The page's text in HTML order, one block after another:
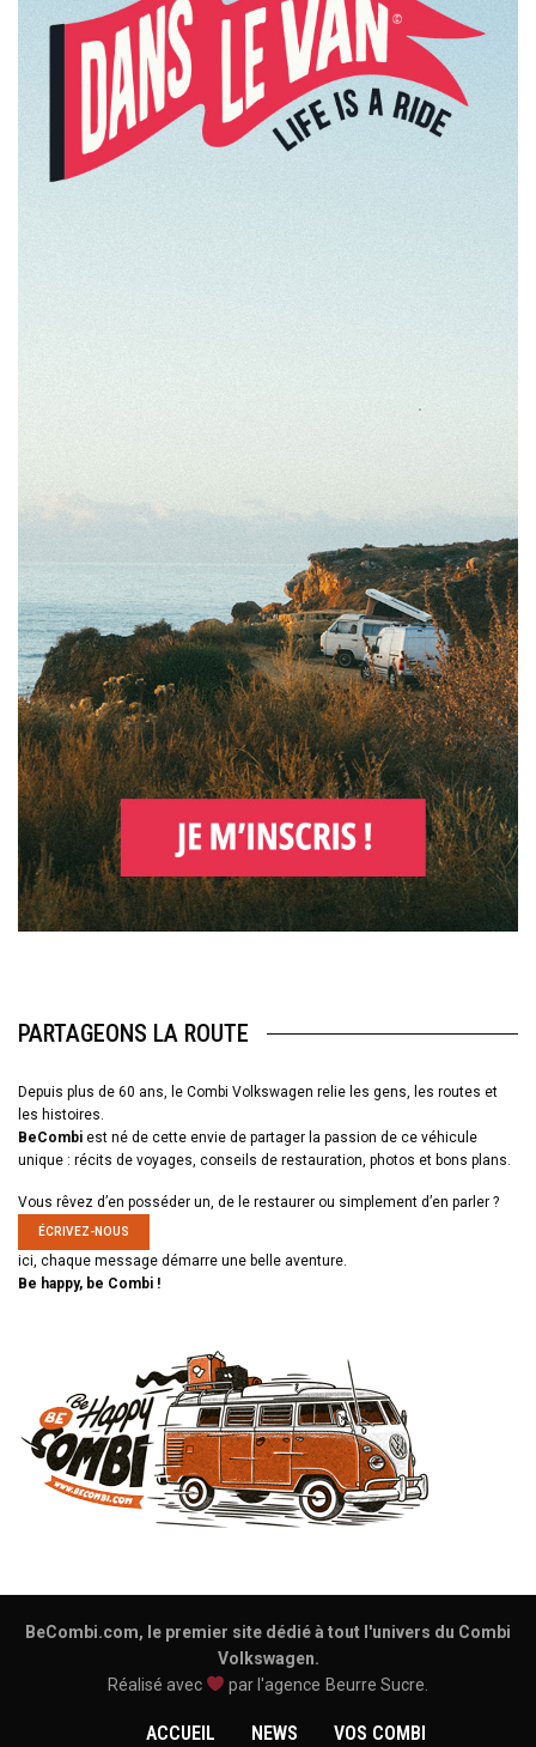
PARTAGEONS LA ROUTE
Depuis plus de 60 ans, le Combi Volkswagen relie les gens, les routes et
les histoires.
BeCombi est né de cette envie de partager la passion de ce véhicule
unique : récits de voyages, conseils de restauration, photos et bons plans.
Vous rêvez d’en posséder un, de le restaurer ou simplement d’en parler ?
ÉCRIVEZ-NOUS
ici, chaque message démarre une belle aventure.
Be happy, be Combi !
BeCombi.com, le premier site dédié à tout l'univers du Combi
Volkswagen.
Réalisé avec
par l'agence Beurre Sucre
ACCUEIL NEWS VOS COMBI